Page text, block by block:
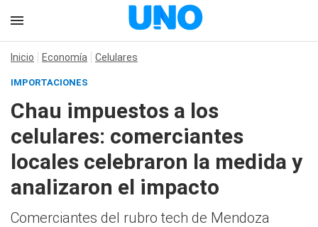
Inicio Economía Celulares
IMPORTACIONES
Chau impuestos a los
celulares: comerciantes
locales celebraron la medida y
analizaron el impacto
Comerciantes del rubro tech de Mendoza